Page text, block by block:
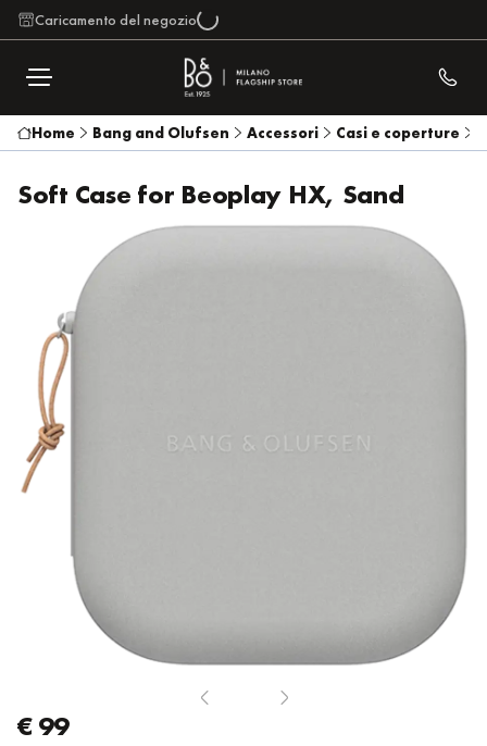
Caricamento del negozio
Home Bang and Olufsen Accessori Casi e coperture
Soft Case for Beoplay HX, Sand
€ 99